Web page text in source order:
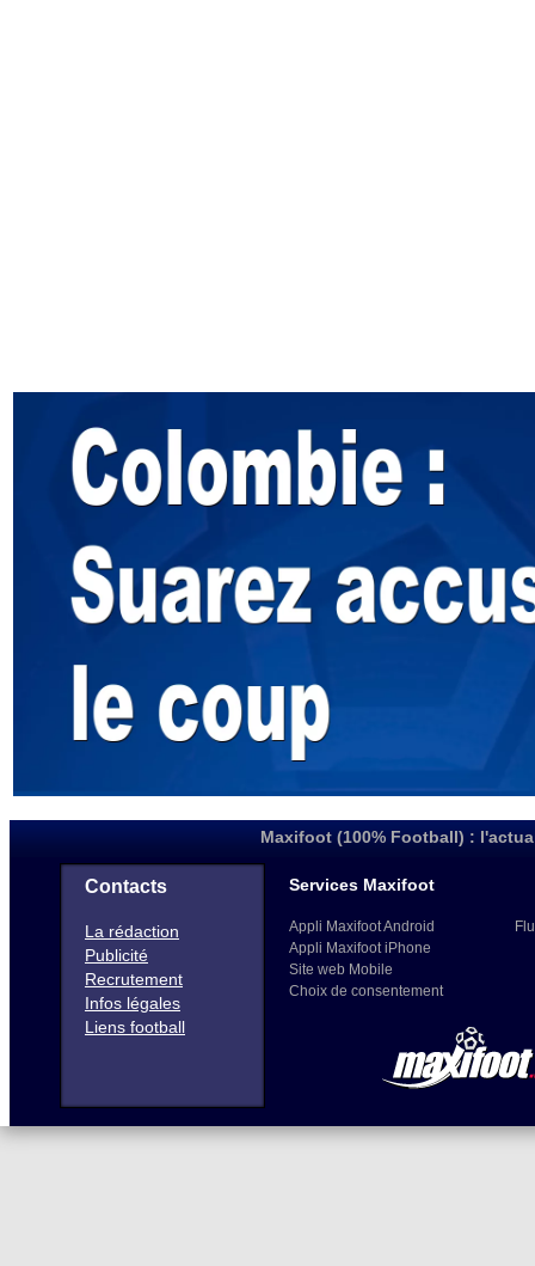
Maxifoot (100% Football) :
Contacts
La rédaction
Publicité
Recrutement
Infos légales
Liens football
Services Maxifoot
Appli Maxifoot Android
Appli Maxifoot iPhone
Site web Mobile
Choix de consentement